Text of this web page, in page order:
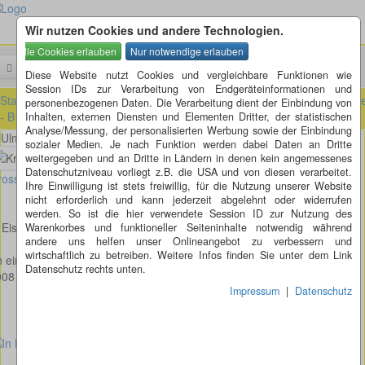
Wir nutzen Cookies und andere Technologien.
Diese Website nutzt Cookies und vergleichbare Funktionen wie
Session IDs zur Verarbeitung von Endgeräteinformationen und
personenbezogenen Daten. Die Verarbeitung dient der Einbindung von
Inhalten, externen Diensten und Elementen Dritter, der statistischen
Analyse/Messung, der personalisierten Werbung sowie der Einbindung
sozialer Medien. Je nach Funktion werden dabei Daten an Dritte
weitergegeben und an Dritte in Ländern in denen kein angemessenes
Datenschutzniveau vorliegt z.B. die USA und von diesen verarbeitet.
Ihre Einwilligung ist stets freiwillig, für die Nutzung unserer Website
nicht erforderlich und kann jederzeit abgelehnt oder widerrufen
werden. So ist die hier verwendete Session ID zur Nutzung des
Warenkorbes und funktioneller Seiteninhalte notwendig während
andere uns helfen unser Onlineangebot zu verbessern und
wirtschaftlich zu betreiben. Weitere Infos finden Sie unter dem Link
Datenschutz rechts unten.
Impressum | Datenschutz
Startseite » Baden-Württemberg (BW) » Eislingen (BW) » Ulmer
- B10 in Eislingen
Ulmer Straße - B10 in Eislingen
Bild anzeigen
in der Ulmer Straße - B10 befindet sich dieser Kreisverkehr.
einem Meer vor unserer Zeit", von Alexander Funk und Mona Bayr.